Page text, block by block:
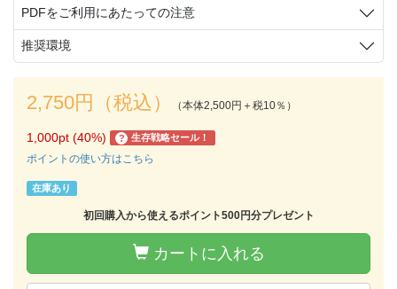
PDFをご利用にあたっての注意
推奨環境
2,750円（税込） （本体2,500円＋税10％）
1,000pt (40%) ? 生存戦略セール！
ポイントの使い方はこちら
在庫あり
初回購入から使えるポイント500円分プレゼント
カートに入れる